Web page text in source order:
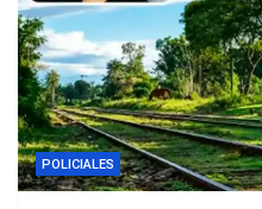
POLICIALES